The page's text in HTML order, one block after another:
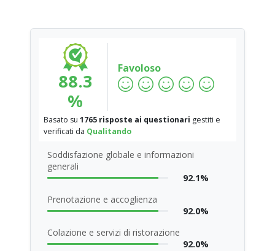
88.3
%
Favoloso
Basato su 1765 risposte ai questionari gestiti e
verificati da Qualitando
Soddisfazione globale e informazioni
generali
92.1%
Prenotazione e accoglienza
92.0%
Colazione e servizi di ristorazione
92.0%